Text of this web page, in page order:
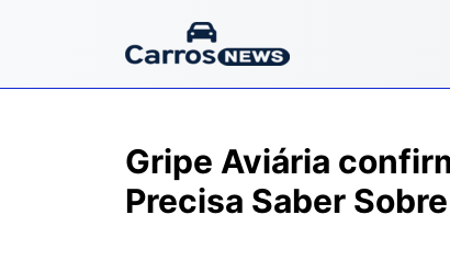
Gripe Aviária
Precisa Saber